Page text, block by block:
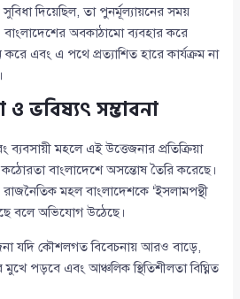
দিয়েছিল, তা পুনর্মূল্যায়নের সময়
অবকাঠামো ব্যবহার করে
করে এবং এ পথে প্রত্যাশিত হারে কার্যক্রম না
ও ভবিষ্যৎ সম্ভাবনা
মহলে এই উত্তেজনার প্রতিক্রিয়া
বাংলাদেশে অসন্তোষ তৈরি করেছে।
মহল বাংলাদেশকে ‘ইসলামপন্থী
বলে অভিযোগ উঠেছে।
যদি কৌশলগত বিবেচনায় আরও বাড়ে,
পড়বে এবং আঞ্চলিক স্থিতিশীলতা বিঘ্নিত